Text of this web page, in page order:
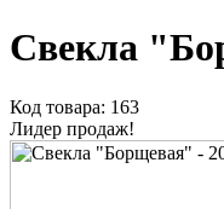
Свекла
Код товара: 163
Лидер продаж!